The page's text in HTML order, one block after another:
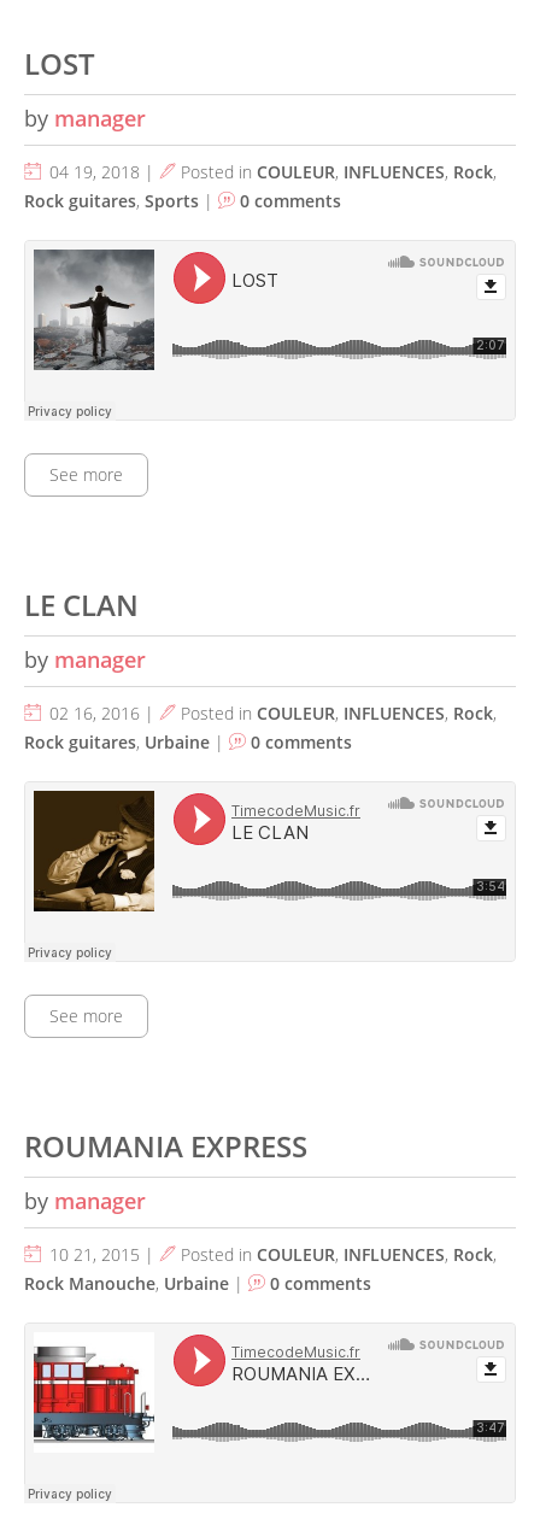
LOST
by manager
04 19, 2018 | Posted in COULEUR, INFLUENCES, Rock,
Rock guitares, Sports | 0 comments
See more
LE CLAN
by manager
02 16, 2016 | Posted in COULEUR, INFLUENCES, Rock,
Rock guitares, Urbaine | 0 comments
See more
ROUMANIA EXPRESS
by manager
10 21, 2015 | Posted in COULEUR, INFLUENCES, Rock,
Rock Manouche, Urbaine | 0 comments